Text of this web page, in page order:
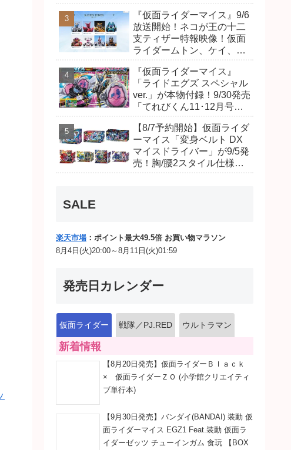
尾達臣のキャストが発表！
トリガーのアキト金子隼也
さんも変身！
『仮面ライダーマイス』9/6
放送開始！ネコが王の十二
支ティザー特報映像！仮面
ライダームトン、ケイ、ヴ
開！ライダーは子丑寅卯辰
巳午未申酉戌亥猫猫の14
人⁉
『仮面ライダーマイス』
「ライドエグズ スペシャル
ver.」が本物付録！9/30発売
「てれびくん11･12月号」
キラキララメ入り！変身ベ
ルトにセットすれば特別な
音声が！
【8/7予約開始】仮面ライダ
ーマイス「変身ベルト DX
マイスドライバー」が9/5発
売！胸/腰2スタイル仕様！
SALE
楽天市場 ：ポイント最大49.5倍 お買い物マラソン
8月4日(火)20:00～8月11日(火)01:59
発売日カレンダー
仮面ライダー 戦隊／PJ.RED ウルトラマン
新着情報
【8月20日発売】仮面ライダーＢｌａｃｋ
× 仮面ライダーＺＯ (小学館クリエイティ
ブ単行本)
【9月30日発売】バンダイ(BANDAI) 装動 仮
面ライダーマイス EGZ1 Feat.装動 仮面ラ
イダーゼッツ チューインガム 食玩 【BOX